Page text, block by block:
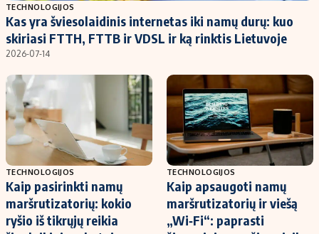
TECHNOLOGIJOS
Kas yra šviesolaidinis internetas iki namų durų: kuo
skiriasi FTTH, FTTB ir VDSL ir ką rinktis Lietuvoje
2026-07-14
TECHNOLOGIJOS
Kaip pasirinkti namų
maršrutizatorių: kokio
ryšio iš tikrųjų reikia
TECHNOLOGIJOS
Kaip apsaugoti namų
maršrutizatorių ir viešą
„Wi‑Fi“: paprasti